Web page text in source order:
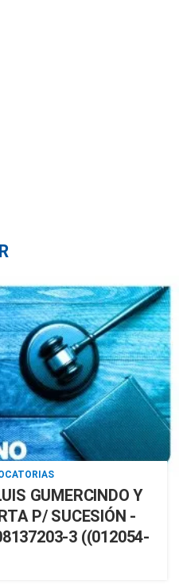
GUMERCINDO Y
P/ SUCESIÓN -
3 ((012054-